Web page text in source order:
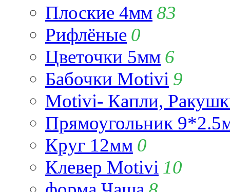
Плоские 4мм83
Рифлёные 0
Цветочки 5мм 6
Бабочки Motivi 9
Motivi- Капли,
Прямоугольник
Круг 12мм 0
Клевер Motivi 10